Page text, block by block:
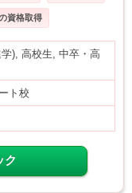
資格取得
), 高校生, 中卒・高
ト校
ク